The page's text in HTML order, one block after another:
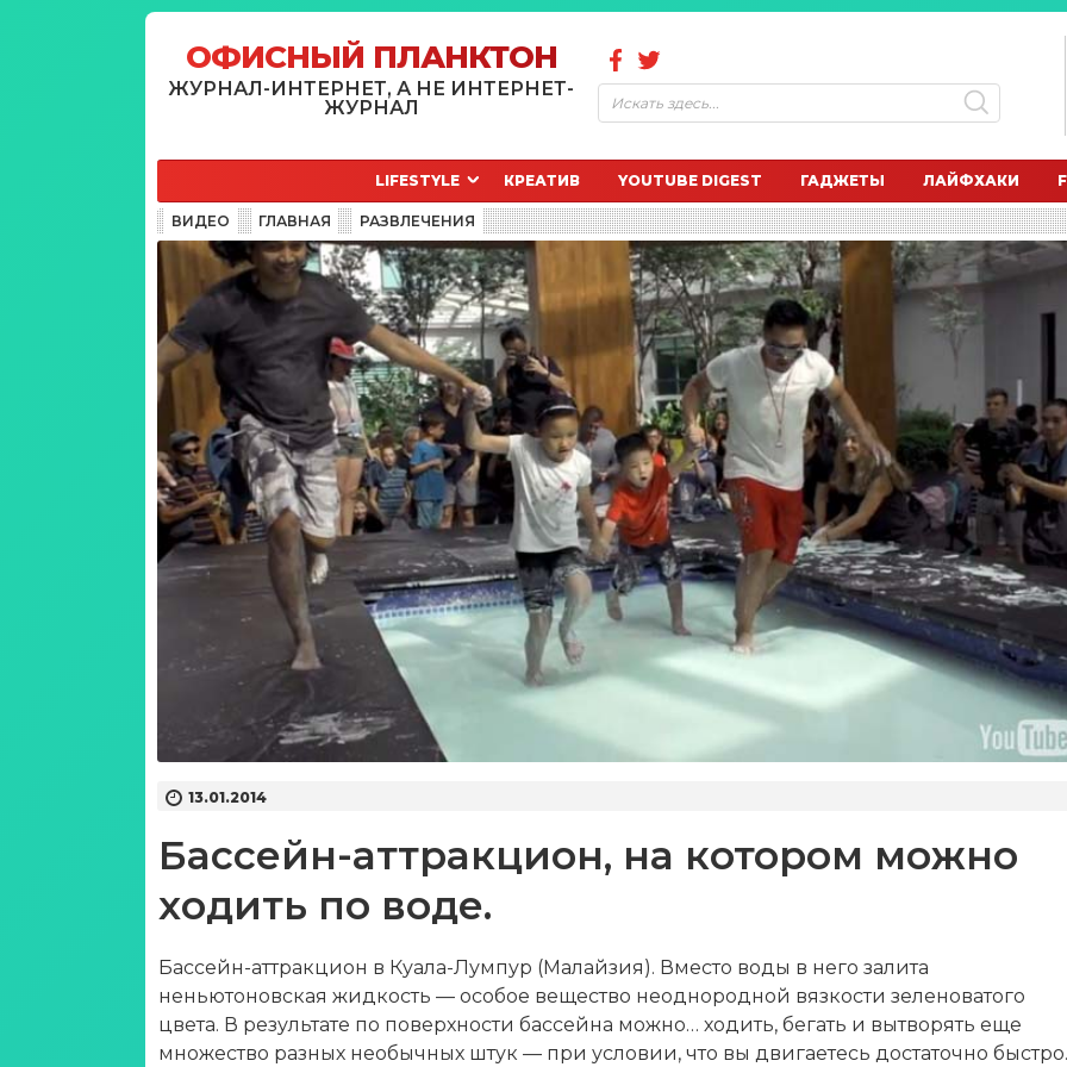
ОФИСНЫЙ ПЛАНКТОН
ЖУРНАЛ-ИНТЕРНЕТ, А НЕ ИНТЕРНЕТ-
ЖУРНАЛ
LIFESTYLE КРЕАТИВ YOUTUBE DIGEST ГАДЖЕТЫ ЛАЙФХАКИ
ВИДЕО ГЛАВНАЯ РАЗВЛЕЧЕНИЯ
13.01.2014
Бассейн-аттракцион, на котором можно
ходить по воде.
Бассейн-аттракцион в Куала-Лумпур (Малайзия). Вместо воды в него залита
неньютоновская жидкость — особое вещество неоднородной вязкости зеленоватого
цвета. В результате по поверхности бассейна можно… ходить, бегать и вытворять еще
множество разных необычных штук — при условии, что вы двигаетесь достаточно быстро.